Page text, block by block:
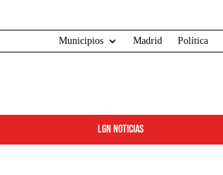
Municipios Madrid Política
LGN Noticias